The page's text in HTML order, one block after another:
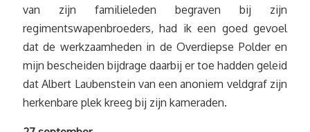
van zijn familieleden begraven bij zijn
regimentswapenbroeders, had ik een goed gevoel
dat de werkzaamheden in de Overdiepse Polder en
mijn bescheiden bijdrage daarbij er toe hadden geleid
dat Albert Laubenstein van een anoniem veldgraf zijn
herkenbare plek kreeg bij zijn kameraden.